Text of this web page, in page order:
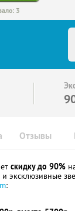
3
Отзывы
скидку до 90%
эксклюзивные
: